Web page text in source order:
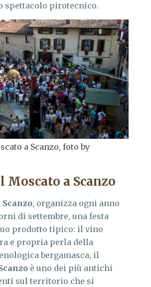
spettacolo pirotecnico.
a Scanzo, foto by
Moscato a Scanzo
Scanzo, organizza ogni anno
di settembre, una festa
prodotto tipico: il vino
e propria perla della
bergamasca, il
è uno dei più antichi
sul territorio che si